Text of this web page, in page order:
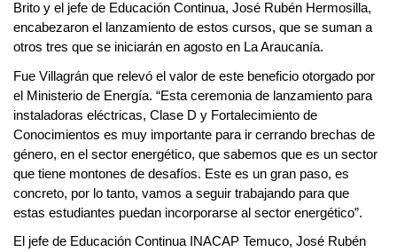
Brito y el jefe de Educación Continua, José Rubén Hermosilla,
encabezaron el lanzamiento de estos cursos, que se suman a
otros tres que se iniciarán en agosto en La Araucanía.
Fue Villagrán que relevó el valor de este beneficio otorgado por
el Ministerio de Energía. “Esta ceremonia de lanzamiento para
instaladoras eléctricas, Clase D y Fortalecimiento de
Conocimientos es muy importante para ir cerrando brechas de
género, en el sector energético, que sabemos que es un sector
que tiene montones de desafíos. Este es un gran paso, es
concreto, por lo tanto, vamos a seguir trabajando para que
estas estudiantes puedan incorporarse al sector energético”.
El jefe de Educación Continua INACAP Temuco, José Rubén